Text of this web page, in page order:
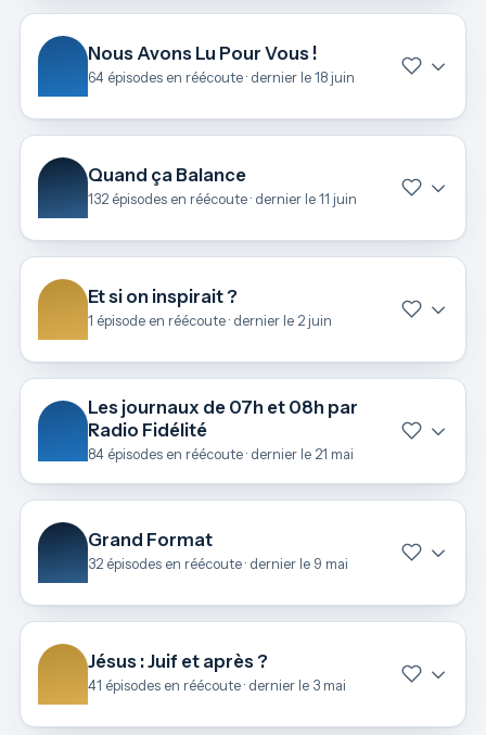
Nous Avons Lu Pour Vous !
64 épisodes en réécoute · dernier le 18 juin
Quand ça Balance
132 épisodes en réécoute · dernier le 11 juin
Et si on inspirait ?
1 épisode en réécoute · dernier le 2 juin
Les journaux de 07h et 08h par
Radio Fidélité
84 épisodes en réécoute · dernier le 21 mai
Grand Format
32 épisodes en réécoute · dernier le 9 mai
Jésus : Juif et après ?
41 épisodes en réécoute · dernier le 3 mai